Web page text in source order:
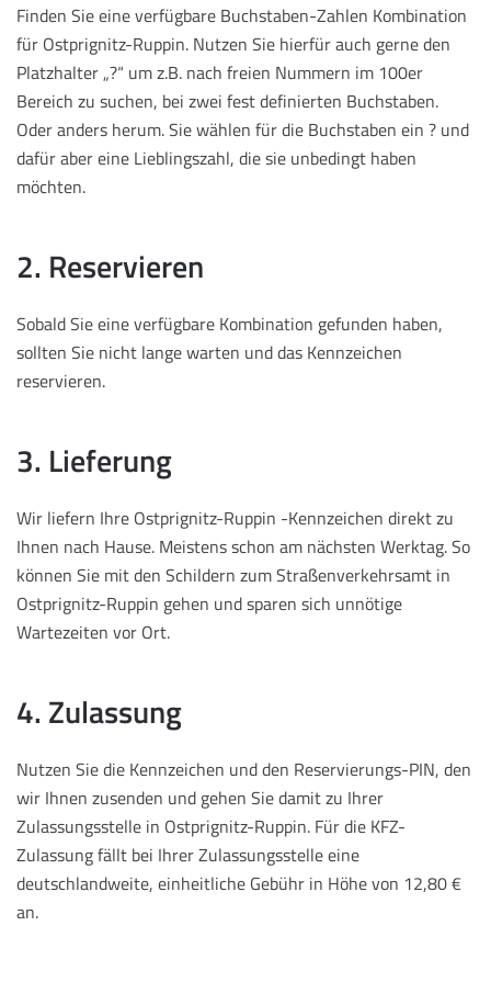
Finden Sie eine verfügbare Buchstaben-Zahlen Kombination
für Ostprignitz-Ruppin. Nutzen Sie hierfür auch gerne den
Platzhalter „?“ um z.B. nach freien Nummern im 100er
Bereich zu suchen, bei zwei fest definierten Buchstaben.
Oder anders herum. Sie wählen für die Buchstaben ein ? und
dafür aber eine Lieblingszahl, die sie unbedingt haben
möchten.
2. Reservieren
Sobald Sie eine verfügbare Kombination gefunden haben,
sollten Sie nicht lange warten und das Kennzeichen
reservieren.
3. Lieferung
Wir liefern Ihre Ostprignitz-Ruppin -Kennzeichen direkt zu
Ihnen nach Hause. Meistens schon am nächsten Werktag. So
können Sie mit den Schildern zum Straßenverkehrsamt in
Ostprignitz-Ruppin gehen und sparen sich unnötige
Wartezeiten vor Ort.
4. Zulassung
Nutzen Sie die Kennzeichen und den Reservierungs-PIN, den
wir Ihnen zusenden und gehen Sie damit zu Ihrer
Zulassungsstelle in Ostprignitz-Ruppin. Für die KFZ-
Zulassung fällt bei Ihrer Zulassungsstelle eine
deutschlandweite, einheitliche Gebühr in Höhe von 12,80 €
an.